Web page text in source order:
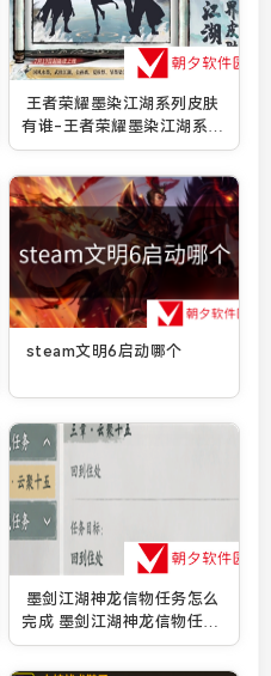
王者荣耀墨染江湖系列皮肤
有谁-王者荣耀墨染江湖系列
皮肤介绍
steam文明6启动哪个
墨剑江湖神龙信物任务怎么
完成 墨剑江湖神龙信物任务
一览